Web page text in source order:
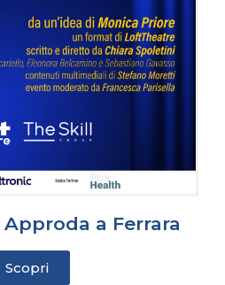
Approda a Ferrara
Scopri